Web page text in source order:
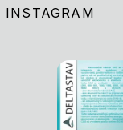
INSTAGRAM